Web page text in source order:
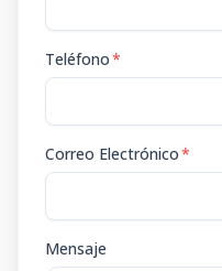
Teléfono*
Correo Electrónico*
Mensaje